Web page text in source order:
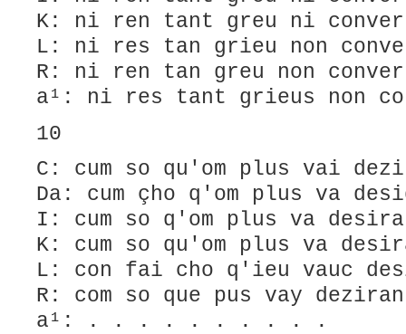
K: ni ren tant greu ni
L: ni res tan grieu non
R: ni ren tan greu non
a¹: ni res tant grieus non
10
C: cum so qu'om plus vai
Da: cum çho q'om plus va
I: cum so q'om plus va
K: cum so qu'om plus va
L: ​con fai cho q'ieu vauc
R: com so que pus vay deziran
a¹: . . . . . . . . . .